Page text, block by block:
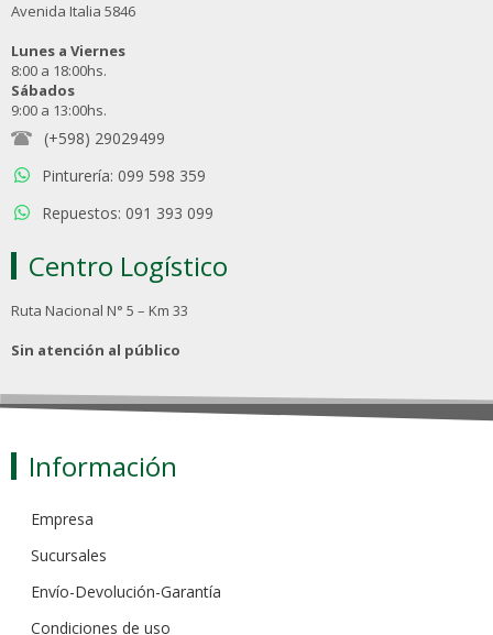
Avenida Italia 5846
Lunes a Viernes
8:00 a 18:00hs.
Sábados
9:00 a 13:00hs.
(+598) 29029499
Pinturería: 099 598 359
Repuestos: 091 393 099
Centro Logístico
Ruta Nacional N° 5 – Km 33
Sin atención al público
Información
Empresa
Sucursales
Envío-Devolución-Garantía
Condiciones de uso